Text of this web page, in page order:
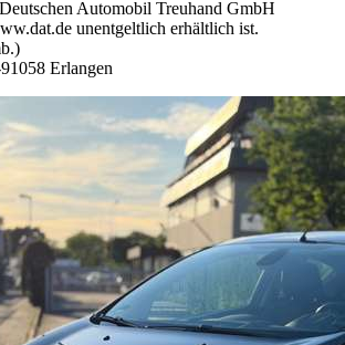
Automobil Treuhand GmbH
unentgeltlich erhältlich ist.
Erlangen